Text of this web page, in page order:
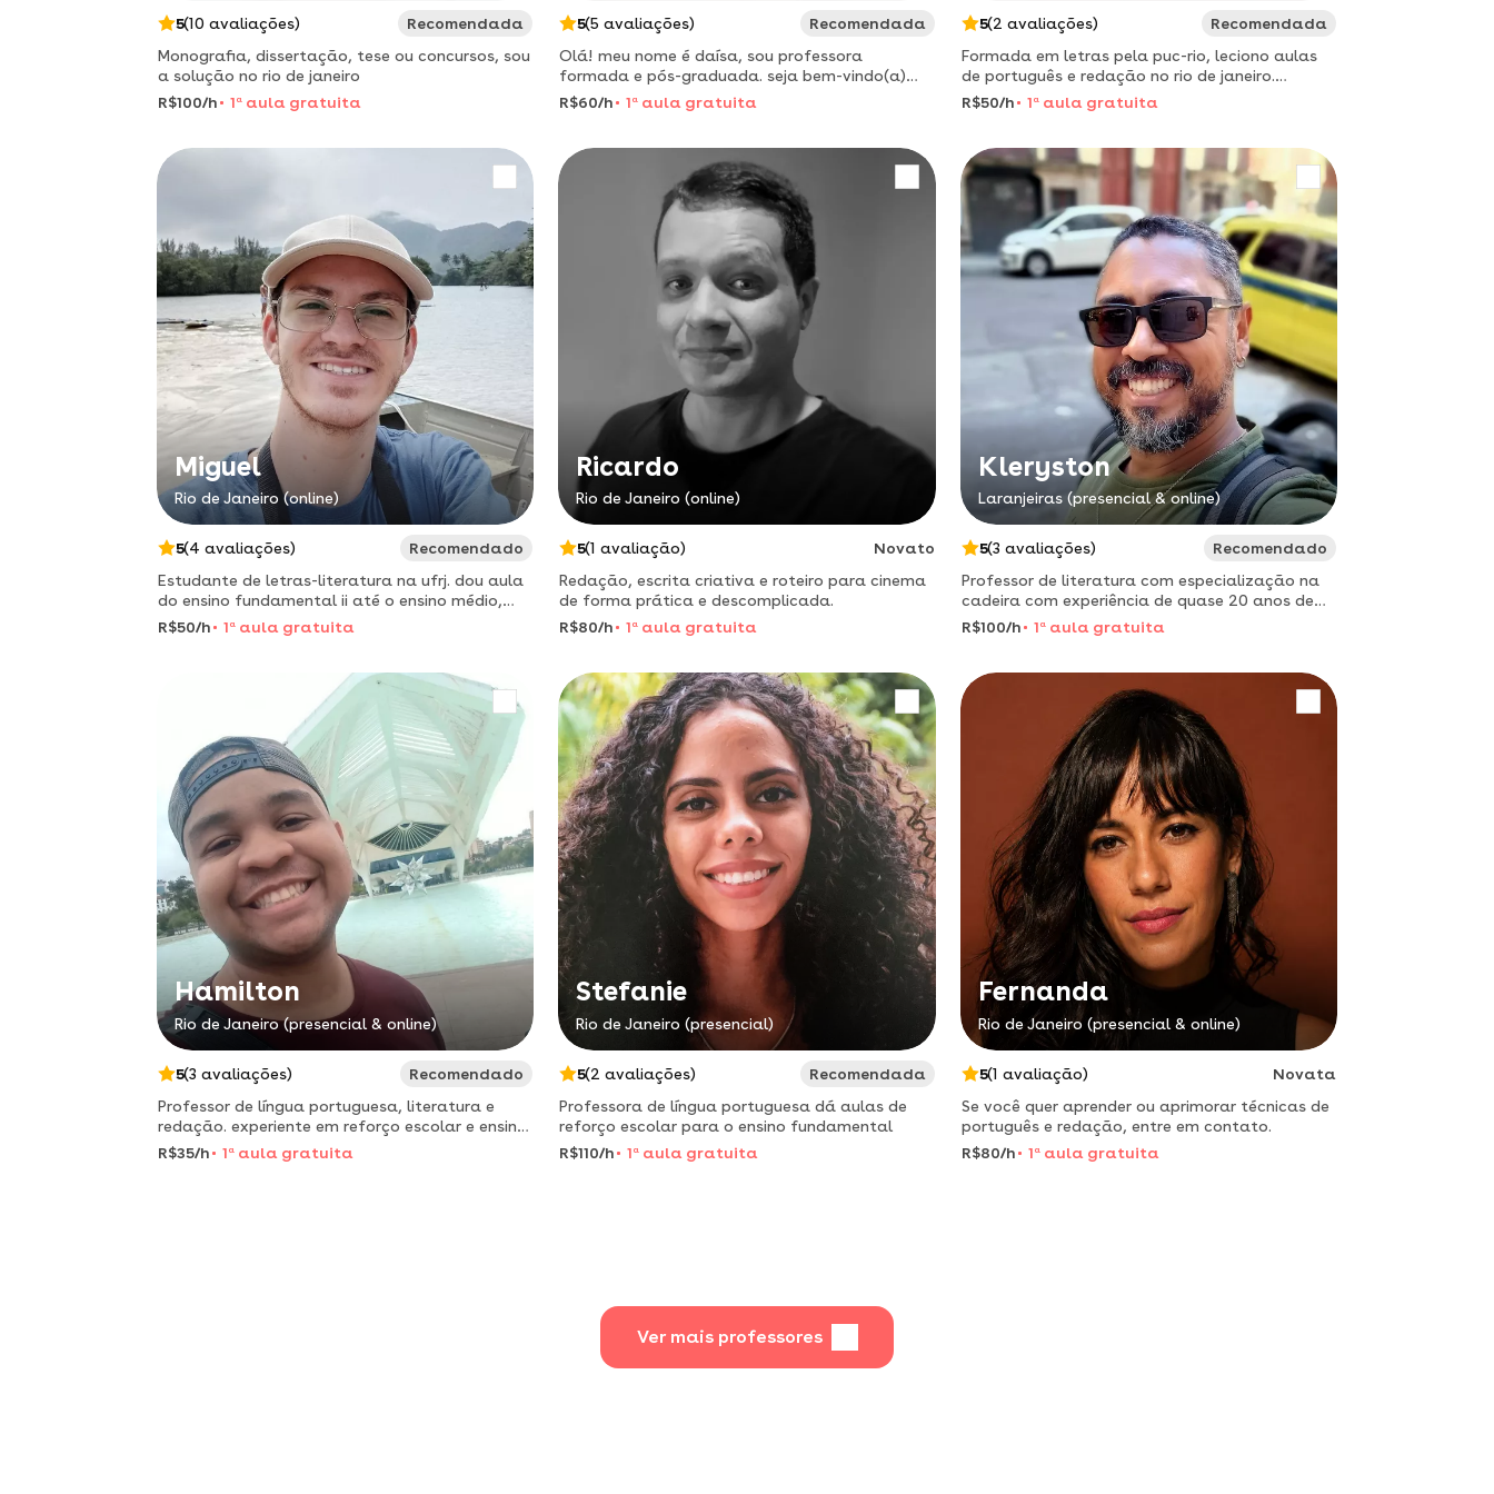
5(10 avaliações)
Recomendada
Monografia, dissertação, tese ou concursos, sou
a solução no rio de janeiro
R$100/h
1 a aula gratuita
5(5 avaliações)
Recomendada
Olá! meu nome é daísa, sou professora
formada e pós-graduada. seja bem-vindo(a)
para minhas aulas de português e literatura on-
R$60/h 1 a aula gratuita
5(2 avaliações)
Recomendada
Formada em letras pela puc-rio, leciono aulas
de português e redação no rio de janeiro.
adoraria ajudar :)
R$50/h 1 aaula gratuita
Miguel
Rio de Janeiro (online)
5(4 avaliações)
Recomendado
Estudante de letras-literatura na ufrj. dou aula
do ensino fundamental ii até o ensino médio,
aulas com metodologia personalizada.
R$50/h 1 a aula gratuita
Ricardo
Rio de Janeiro (online)
5(1 avaliação)
Novato
Redação, escrita criativa e roteiro para cinema
de forma prática e descomplicada.
R$80/h
1 a aula gratuita
Kleryston
Laranjeiras (presencial & online)
5(3 avaliações)
Recomendado
Professor de literatura com especialização na
cadeira com experiência de quase 20 anos de
sala de aula.
R$100/h 1 aaula gratuita
Hamilton
Rio de Janeiro (presencial & online)
5(3 avaliações)
Recomendado
Professor de língua portuguesa, literatura e
redação. experiente em reforço escolar e ensino
e correção de redação
R$35/h 1 a aula gratuita
Stefanie
Rio de Janeiro (presencial)
5(2 avaliações)
Recomendada
Professora de língua portuguesa dá aulas de
reforço escolar para o ensino fundamental
R$110/h
1 a aula gratuita
Fernanda
Rio de Janeiro (presencial & online)
5(1 avaliação)
Novata
Se você quer aprender ou aprimorar técnicas de
português e redação, entre em contato.
R$80/h
1 aaula gratuita
Ver mais professores